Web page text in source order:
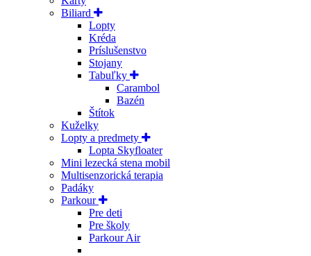
Biliard
Lopty
Kréda
Príslušenstvo
Stojany
Tabuľky
Carambol
Bazén
Štítok
Kuželky
Lopty a predmety
Lopta Skyfloater
Mini lezecká stena mobil
Multisenzorická terapia
Padáky
Parkour
Pre deti
Pre školy
Parkour Air